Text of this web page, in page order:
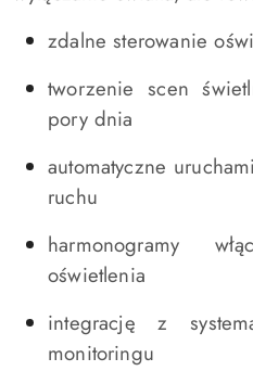
zdalne sterowanie
tworzenie scen
pory dnia
automatyczne
ruchu
harmonogramy
oświetlenia
integrację z
monitoringu